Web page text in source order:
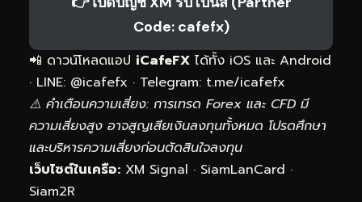
Code: cafefx)
📲 ดาวน์โหลดแอป iCafeFX ได้ทั้ง iOS และ Android
· LINE: @icafefx · Telegram: t.me/icafefx
⚠️ คำเตือนความเสี่ยง: การเทรด Forex และ CFD มี
ความเสี่ยงสูง อาจสูญเสียเงินลงทุนทั้งหมด โปรดศึกษา
และบริหารความเสี่ยงก่อนตัดสินใจลงทุน
เว็บไซต์ในเครือ: XM Signal · SiamLanCard ·
Siam2R